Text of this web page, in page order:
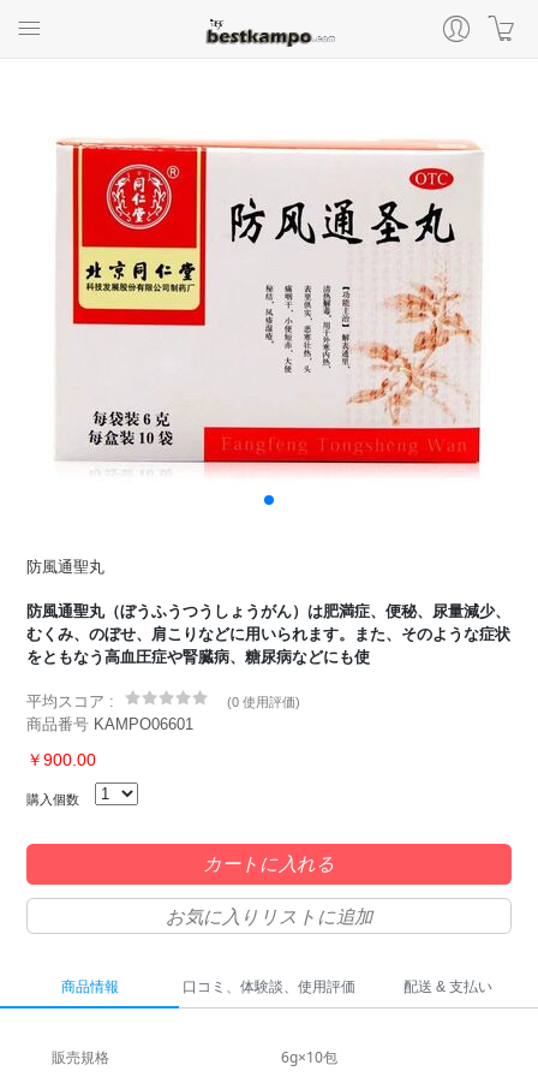
防風通聖丸
防風通聖丸（ぼうふうつうしょうがん）は肥満症、便秘、尿量減少、
むくみ、のぼせ、肩こりなどに用いられます。また、そのような症状
をともなう高血圧症や腎臓病、糖尿病などにも使
平均スコア : (0 使用評価)
商品番号 KAMPO06601
￥900.00
購入個数
カートに入れる
お気に入りリストに追加
商品情報 口コミ、体験談、使用評価 配送 & 支払い
販売規格 6g×10包